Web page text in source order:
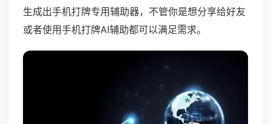
生成出手机打牌专用辅助器，不管你是想分享给好友
或者使用手机打牌AI辅助都可以满足需求。